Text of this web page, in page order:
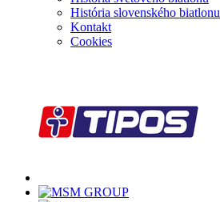
História slovenského biatlonu
Kontakt
Cookies